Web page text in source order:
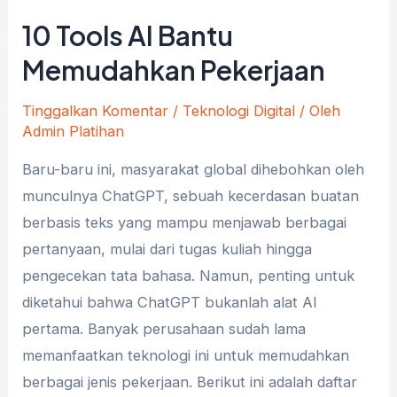
10 Tools AI Bantu
Memudahkan Pekerjaan
Tinggalkan Komentar / Teknologi Digital / Oleh
Admin Platihan
Baru-baru ini, masyarakat global dihebohkan oleh
munculnya ChatGPT, sebuah kecerdasan buatan
berbasis teks yang mampu menjawab berbagai
pertanyaan, mulai dari tugas kuliah hingga
pengecekan tata bahasa. Namun, penting untuk
diketahui bahwa ChatGPT bukanlah alat AI
pertama. Banyak perusahaan sudah lama
memanfaatkan teknologi ini untuk memudahkan
berbagai jenis pekerjaan. Berikut ini adalah daftar